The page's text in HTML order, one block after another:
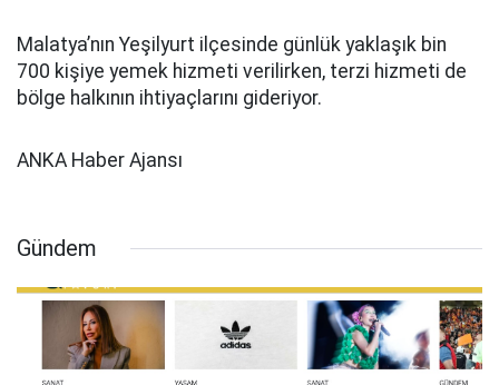
Malatya’nın Yeşilyurt ilçesinde günlük yaklaşık bin
700 kişiye yemek hizmeti verilirken, terzi hizmeti de
bölge halkının ihtiyaçlarını gideriyor.
ANKA Haber Ajansı
Gündem